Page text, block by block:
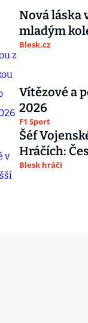
Nová láska
mladým
Blesk.cz
Vítězové a
2026
F1 Sport
Šéf
Hráčích:
Blesk hráči